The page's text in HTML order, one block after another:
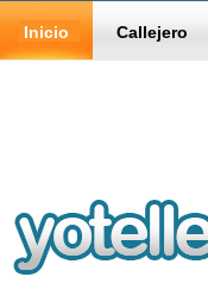
Inicio Callejero